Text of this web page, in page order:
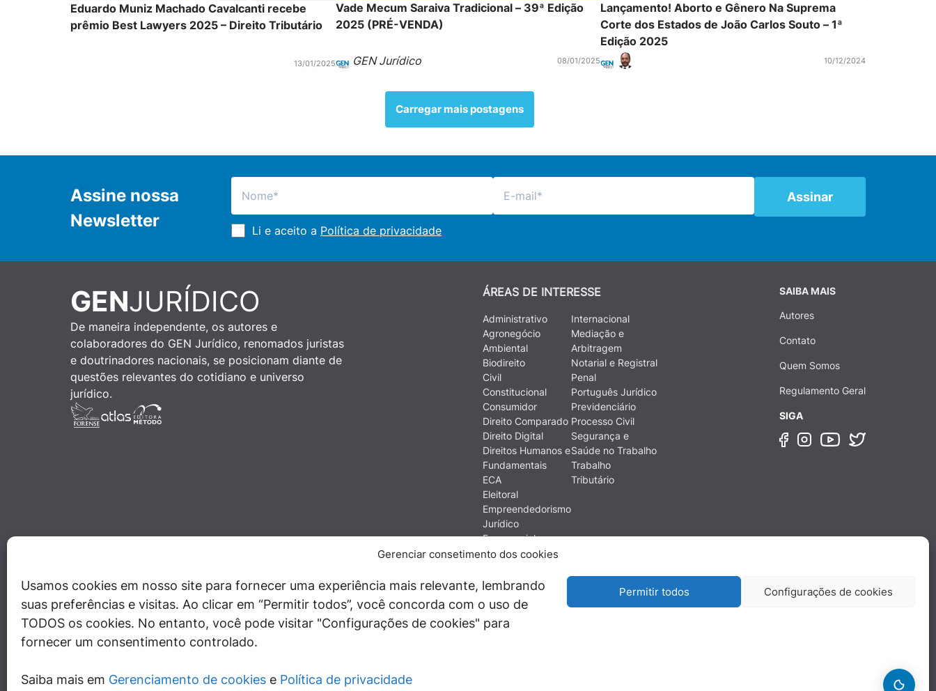
Gerenciar consetimento dos cookies
Usamos cookies em nosso site para fornecer uma experiência mais relevante, lembrando
suas preferências e visitas. Ao clicar em “Permitir todos”, você concorda com o uso de
TODOS os cookies. No entanto, você pode visitar "Configurações de cookies" para
fornecer um consentimento controlado.
Saiba mais em Gerenciamento de cookies e Política de privacidade
Permitir todos Configurações de cookies
Eduardo Muniz Machado Cavalcanti recebe
prêmio Best Lawyers 2025 – Direito Tributário
13/01/2025
Vade Mecum Saraiva Tradicional – 39ª Edição
2025 (PRÉ-VENDA)
GEN Jurídico 08/01/2025
Lançamento! Aborto e Gênero Na Suprema
Corte dos Estados de João Carlos Souto – 1ª
Edição 2025
10/12/2024
Carregar mais postagens
Assine nossa
Newsletter
Li e aceito a Política de privacidade
GENJURÍDICO
De maneira independente, os autores e
colaboradores do GEN Jurídico, renomados juristas
e doutrinadores nacionais, se posicionam diante de
questões relevantes do cotidiano e universo
jurídico.
ÁREAS DE INTERESSE
Administrativo
Agronegócio
Ambiental
Biodireito
Civil
Constitucional
Consumidor
Direito Comparado
Direito Digital
Direitos Humanos e
Fundamentais
ECA
Eleitoral
Empreendedorismo
Jurídico
Empresarial
Ética
Financeiro e
História do Direito
Imobiliário
Internacional
Mediação e
Arbitragem
Notarial e Registral
Penal
Português Jurídico
Previdenciário
Processo Civil
Segurança e
Saúde no Trabalho
Trabalho
Tributário
SAIBA MAIS
Autores
Contato
Quem Somos
Regulamento Geral
SIGA